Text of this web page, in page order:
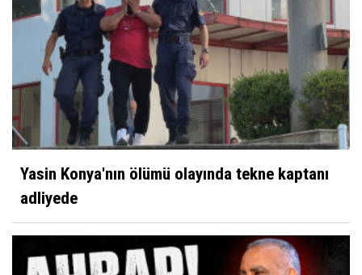
Yasin Konya'nın ölümü olayında tekne kaptanı
adliyede